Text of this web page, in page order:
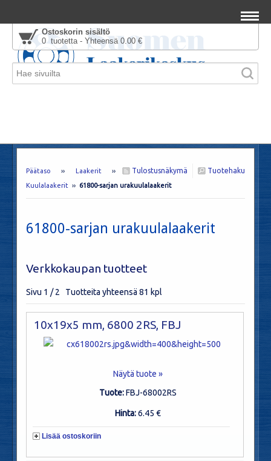
Ostoskorin sisältö
0 tuotetta - Yhteensä 0.00 €
Tuotehaku
Tulostusnäkymä
Päätaso ›› Laakerit ››
Kuulalaakerit ›› 61800-sarjan urakuulalaakerit
61800-sarjan urakuulalaakerit
Verkkokaupan tuotteet
Sivu 1 / 2 Tuotteita yhteensä 81 kpl
10x19x5 mm, 6800 2RS, FBJ
Näytä tuote »
Tuote:FBJ-68002RS
Hinta:6.45 €
Lisää ostoskoriin